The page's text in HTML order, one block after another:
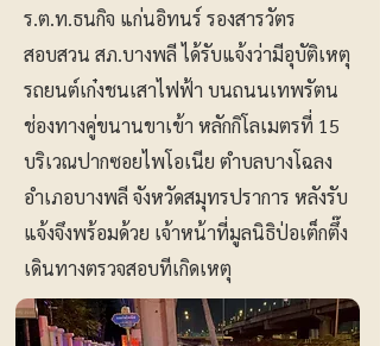
ร.ต.ท.ธนกิจ แก่นอิทนร์ รองสารวัตร
สอบสวน สภ.บางพลี ได้รับแจ้งว่ามีอุบัติเหตุ
รถยนต์เก๋งชนเสาไฟฟ้า บนถนนเทพรัตน
ช่องทางคู่ขนานขาเข้า หลักกิโลเมตรที่ 15
บริเวณปากซอยไพโอเนีย ตำบลบางโฉลง
อำเภอบางพลี จังหวัดสมุทรปราการ หลังรับ
แจ้งจึงพร้อมด้วย เจ้าหน้าที่มูลนิธิป่อเต็กตึ๊ง
เดินทางตรวจสอบทีเกิดเหตุ